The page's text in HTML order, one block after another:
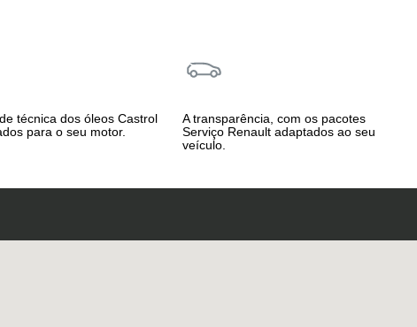
técnica dos óleos Castrol
para o seu motor.
A transparência, com os pacotes
Serviço Renault adaptados ao seu
veículo.